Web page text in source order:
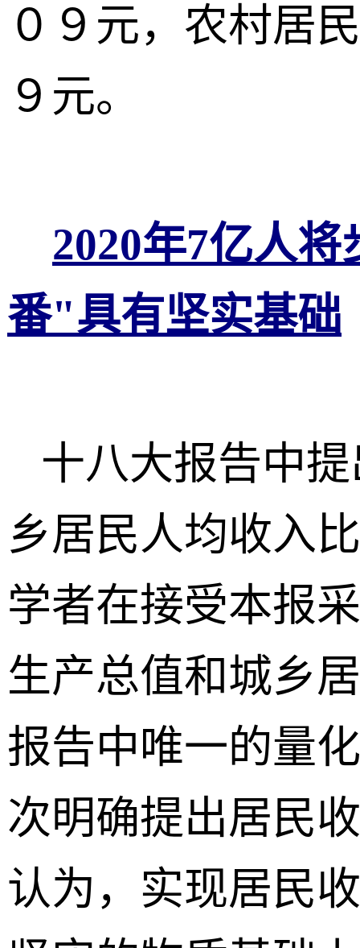
０９元，农村居
９元。
2020年7亿人
番"具有坚实基础
十八大报告中提
乡居民人均收入
学者在接受本报
生产总值和城乡
报告中唯一的量
次明确提出居民
认为，实现居民